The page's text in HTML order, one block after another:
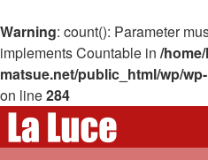
Warning: count(): Parameter
implements Countable in /
matsue.net/public_html/wp/
on line284